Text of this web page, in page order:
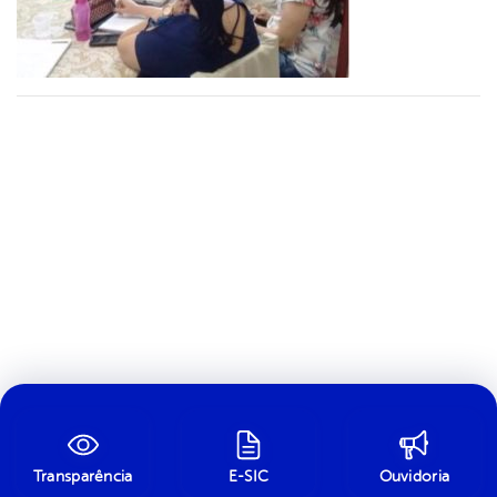
Transparência E-SIC Ouvidoria